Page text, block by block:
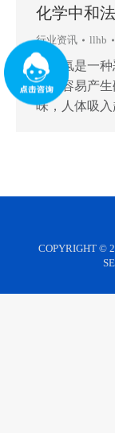
化学中和
行业资讯 llhb
硫化氢是一
程中容易产
味，人体吸
COPYRIGHT ©